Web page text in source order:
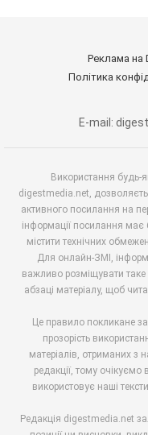
Реклама на
Політика
E-mail:
Використання будь-
digestmedia.net,
активного посилання на
інформації посилання має
містити технічних
Для онлайн-ЗМІ,
важливо розміщувати
абзаці матеріалу, щоб
Це правило покликане
прозорість
матеріалів, отриманих з
редакції, тому очікуємо
використовує наші
Редакція digestmedia.net